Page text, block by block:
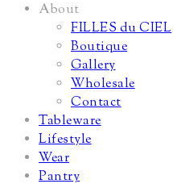
About
FILLES du CIEL
Boutique
Gallery
Wholesale
Contact
Tableware
Lifestyle
Wear
Pantry